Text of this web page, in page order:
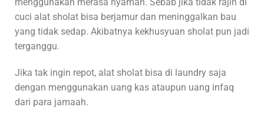
cuci alat sholat bisa berjamur dan meninggalkan bau
yang tidak sedap. Akibatnya kekhusyuan sholat pun jadi
terganggu.
Jika tak ingin repot, alat sholat bisa di laundry saja
dengan menggunakan uang kas ataupun uang infaq
dari para jamaah.